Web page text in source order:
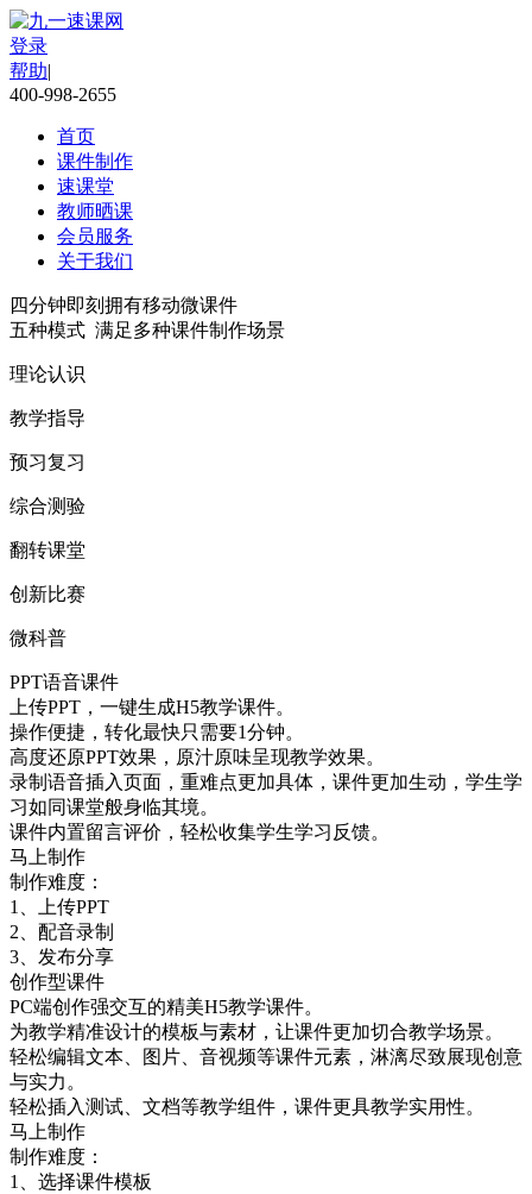
登录
帮助|
400-998-2655
首页
课件制作
速课堂
教师晒课
会员服务
关于我们
四分钟即刻拥有移动微课件
五种模式 满足多种课件制作场景
理论认识
教学指导
预习复习
综合测验
翻转课堂
创新比赛
微科普
PPT语音课件
上传PPT，一键生成H5教学课件。
操作便捷，转化最快只需要1分钟。
高度还原PPT效果，原汁原味呈现教学效果。
录制语音插入页面，重难点更加具体，课件更加生动，学生学
习如同课堂般身临其境。
课件内置留言评价，轻松收集学生学习反馈。
马上制作
制作难度：
1、上传PPT
2、配音录制
3、发布分享
创作型课件
PC端创作强交互的精美H5教学课件。
为教学精准设计的模板与素材，让课件更加切合教学场景。
轻松编辑文本、图片、音视频等课件元素，淋漓尽致展现创意
与实力。
轻松插入测试、文档等教学组件，课件更具教学实用性。
马上制作
制作难度：
1、选择课件模板